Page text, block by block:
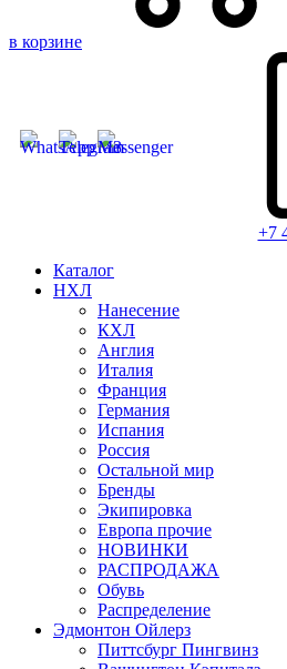
в корзине
+7
Каталог
НХЛ
Нанесение
КХЛ
Англия
Италия
Франция
Германия
Испания
Россия
Остальной мир
Бренды
Экипировка
Европа прочие
НОВИНКИ
РАСПРОДАЖА
Обувь
Распределение
Эдмонтон Ойлерз
Питтсбург Пингвинз